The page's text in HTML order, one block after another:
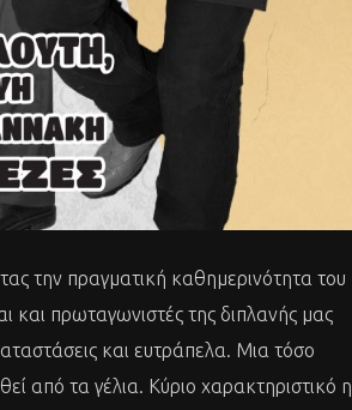
την πραγματική καθημερινότητα του
και πρωταγωνιστές της διπλανής μας
και ευτράπελα. Μια τόσο
από τα γέλια. Κύριο χαρακτηριστικό η